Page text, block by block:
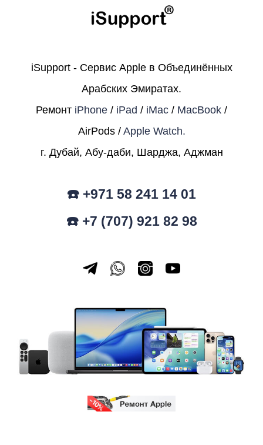
iSupport - Сервис Apple в Объединённых
Арабских Эмиратах.
Ремонт iPhone / iPad / iMac / MacBook /
AirPods / Apple Watch.
г. Дубай, Абу-даби, Шарджа, Аджман
☎️ +971 58 241 14 01
☎️ +7 (707) 921 82 98